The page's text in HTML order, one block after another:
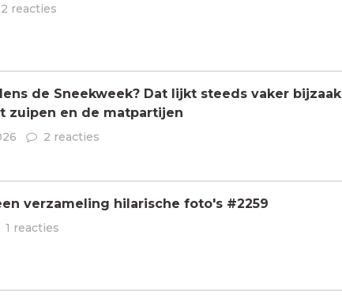
2 reacties
de Sneekweek? Dat lijkt steeds vaker bijzaak
zuipen en de matpartijen
2 reacties
verzameling hilarische foto's #2259
1 reacties